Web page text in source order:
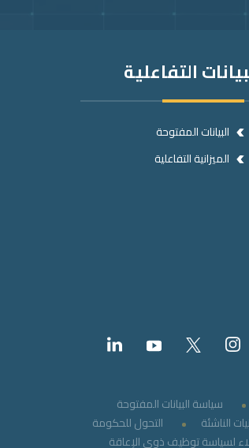
التفاعلية
البيانات المفتوحة
الميزانية التفاعلية
سياسة البيانات المفتوحة
الناشئة
التحول للحكومة
لسياسة توظيف ذوي الإعاقة